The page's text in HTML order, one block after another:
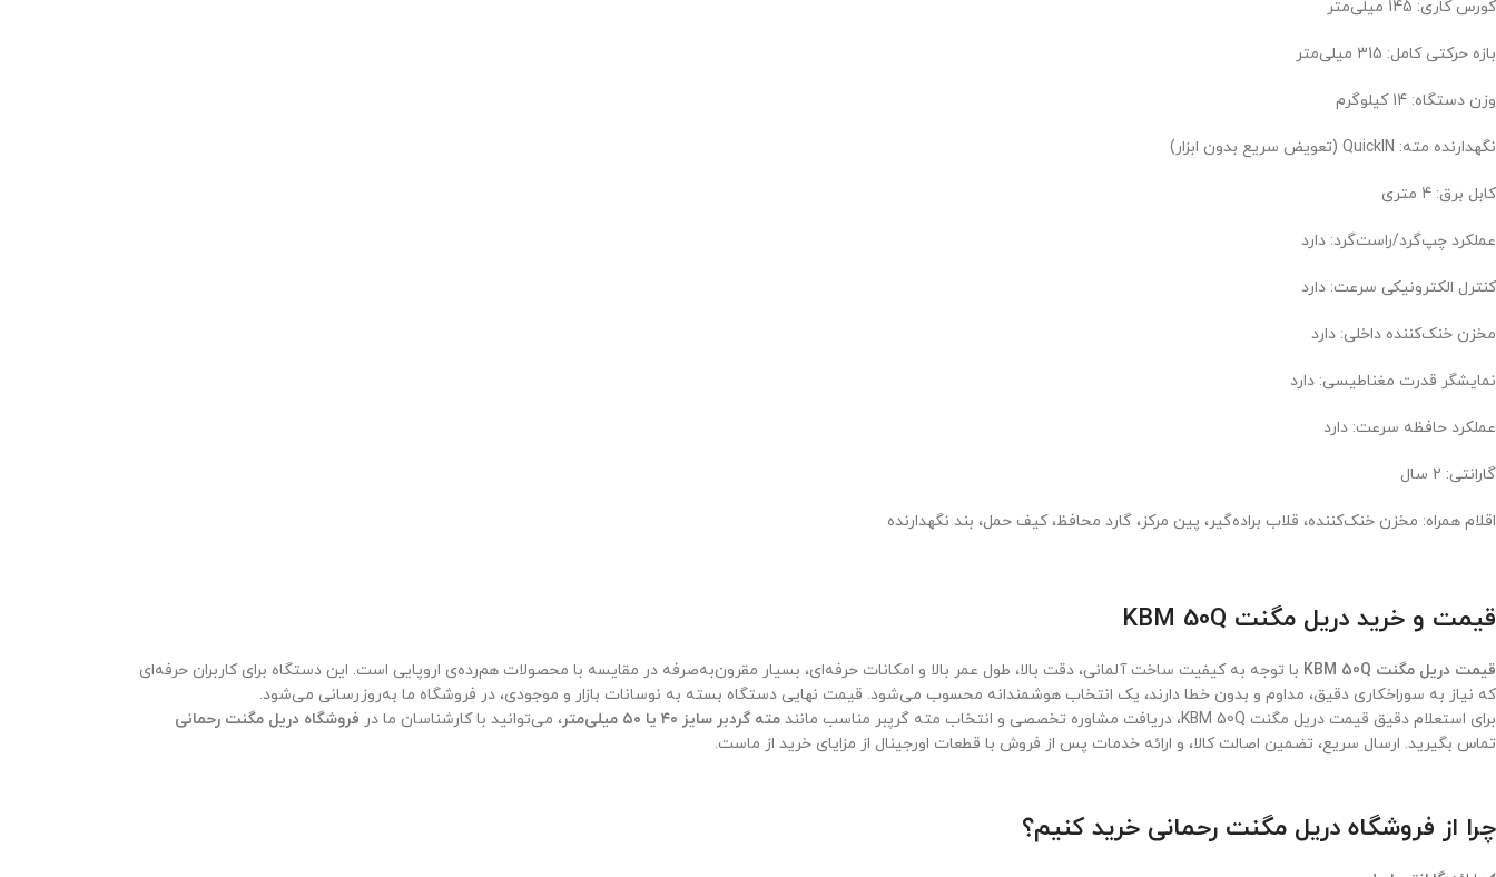
کورس کاری: 145 میلی‌متر
بازه حرکتی کامل: 315 میلی‌متر
وزن دستگاه: 14 کیلوگرم
نگهدارنده مته: QuickIN (تعویض سریع بدون ابزار)
کابل برق: 4 متری
عملکرد چپ‌گرد/راست‌گرد: دارد
کنترل الکترونیکی سرعت: دارد
مخزن خنک‌کننده داخلی: دارد
نمایشگر قدرت مغناطیسی: دارد
عملکرد حافظه سرعت: دارد
گارانتی: 2 سال
اقلام همراه: مخزن خنک‌کننده، قلاب براده‌گیر، پین مرکز، گارد محافظ، کیف حمل، بند نگهدارنده
قیمت و خرید دریل مگنت KBM 50Q
قیمت دریل مگنت KBM 50Q
با توجه به کیفیت ساخت آلمانی، دقت بالا، طول عمر بالا و امکانات حرفه‌ای، بسیار مقرون‌به‌صرفه در مقایسه با محصولات هم‌رده‌ی اروپایی است. این دستگاه برای کاربران حرفه‌ای
که نیاز به سوراخکاری دقیق، مداوم و بدون خطا دارند، یک انتخاب هوشمندانه محسوب می‌شود. قیمت نهایی دستگاه بسته به نوسانات بازار و موجودی، در فروشگاه ما به‌روزرسانی می‌شود.
برای استعلام دقیق قیمت دریل مگنت KBM 50Q، دریافت مشاوره تخصصی و انتخاب مته گرپبر مناسب مانند
مته گردبر سایز ۴۰ یا ۵۰ میلی‌متر ، می‌توانید با کارشناسان ما در فروشگاه دریل مگنت رحمانی
تماس بگیرید. ارسال سریع، تضمین اصالت کالا، و ارائه خدمات پس از فروش با قطعات اورجینال از مزایای خرید از ماست.
چرا از فروشگاه دریل مگنت رحمانی خرید کنیم؟